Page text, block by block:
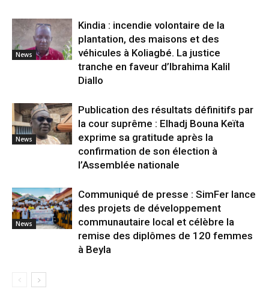
News
Kindia : incendie volontaire de la
plantation, des maisons et des
véhicules à Koliagbé. La justice
tranche en faveur d’Ibrahima Kalil
Diallo
News
Publication des résultats définitifs par
la cour suprême : Elhadj Bouna Keïta
exprime sa gratitude après la
confirmation de son élection à
l’Assemblée nationale
News
Communiqué de presse : SimFer lance
des projets de développement
communautaire local et célèbre la
remise des diplômes de 120 femmes
à Beyla